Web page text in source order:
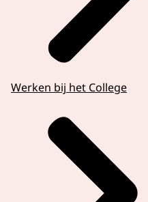
Werken bij het College